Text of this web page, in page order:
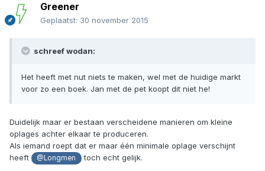
Greener
Geplaatst: 30 november 2015
schreef wodan:
Het heeft met nut niets te maken, wel met de huidige markt
voor zo een boek. Jan met de pet koopt dit niet he!
Duidelijk maar er bestaan verscheidene manieren om kleine
oplages achter elkaar te produceren.
Als iemand roept dat er maar één minimale oplage verschijnt
heeft
@Longmen toch echt gelijk.